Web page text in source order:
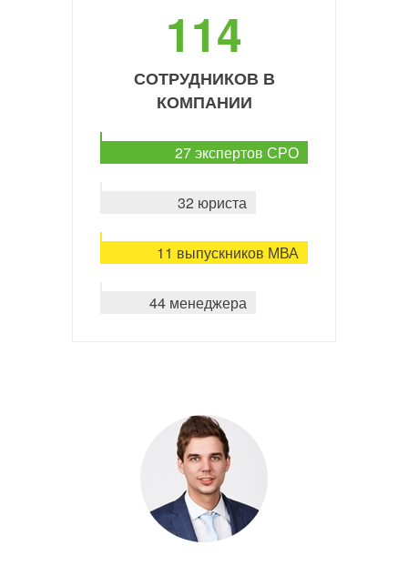
114
СОТРУДНИКОВ В
КОМПАНИИ
27 экспертов СРО
32 юриста
11 выпускников МВА
44 менеджера